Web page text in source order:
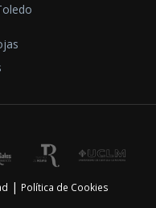
| Política de Cookies